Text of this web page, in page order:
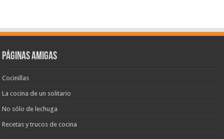
Páginas amigas
Cocinillas
La cocina de un solitario
No sólo de lechuga
Recetas y trucos de cocina